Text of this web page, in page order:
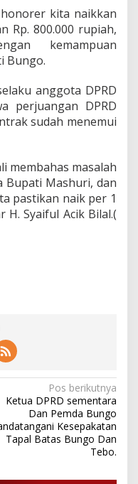
kita naikkan
Rp. 800.000 rupiah,
kemampuan
Bungo.
anggota DPRD
perjuangan DPRD
sudah menemui
membahas masalah
Bupati Mashuri, dan
pastikan naik per 1
H. Syaiful Acik Bilal.(
Pos berikutnya
Ketua DPRD sementara
Dan Pemda Bungo
Kesepakatan
Tapal Batas Bungo Dan
Tebo.